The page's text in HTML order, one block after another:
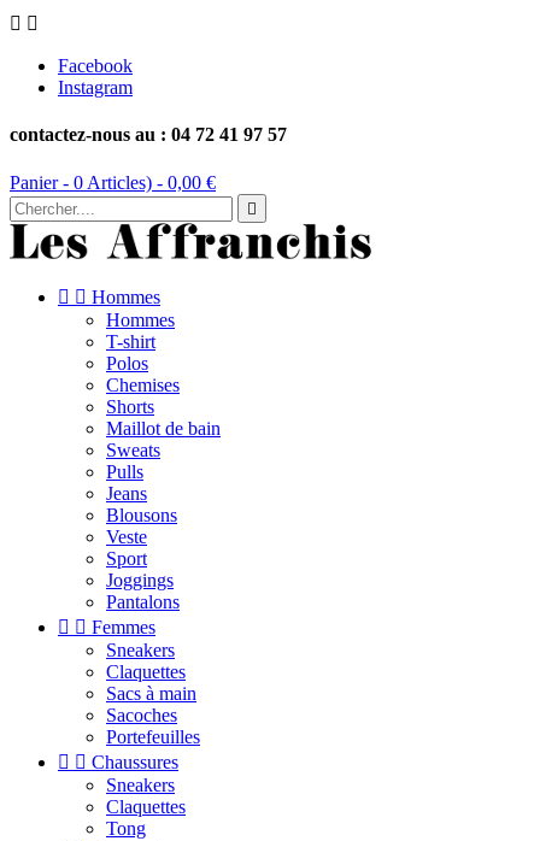
 
Facebook
Instagram
contactez-nous au : 04 72 41 97 57
Panier - 0 Articles) - 0,00 €

  Hommes
Hommes
T-shirt
Polos
Chemises
Shorts
Maillot de bain
Sweats
Pulls
Jeans
Blousons
Veste
Sport
Joggings
Pantalons
  Femmes
Sneakers
Claquettes
Sacs à main
Sacoches
Portefeuilles
  Chaussures
Sneakers
Claquettes
Tong